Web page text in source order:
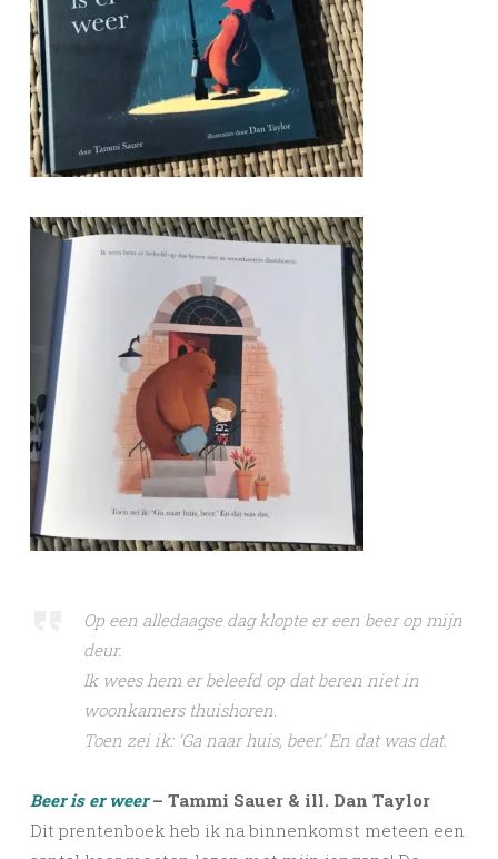
Op een alledaagse dag klopte er een beer op mijn
deur.
Ik wees hem er beleefd op dat beren niet in
woonkamers thuishoren.
Toen zei ik: ‘Ga naar huis, beer.’ En dat was dat.
Beer is er weer – Tammi Sauer & ill. Dan Taylor
Dit prentenboek heb ik na binnenkomst meteen een